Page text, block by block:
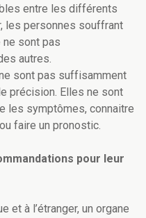
entre les différents
les personnes souffrant
sont pas
autres.
sont pas suffisamment
précision. Elles ne sont
les symptômes, connaitre
faire un pronostic.
pour leur
et à l’étranger, un organe